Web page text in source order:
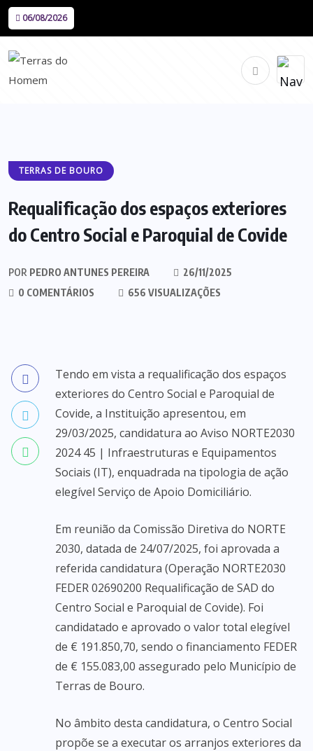
06/08/2026
TERRAS DE BOURO
Requalificação dos espaços exteriores
do Centro Social e Paroquial de Covide
POR PEDRO ANTUNES PEREIRA
26/11/2025
0 COMENTÁRIOS
656 VISUALIZAÇÕES
Tendo em vista a requalificação dos espaços
exteriores do Centro Social e Paroquial de
Covide, a Instituição apresentou, em
29/03/2025, candidatura ao Aviso NORTE2030
2024 45 | Infraestruturas e Equipamentos
Sociais (IT), enquadrada na tipologia de ação
elegível Serviço de Apoio Domiciliário.
Em reunião da Comissão Diretiva do NORTE
2030, datada de 24/07/2025, foi aprovada a
referida candidatura (Operação NORTE2030
FEDER 02690200 Requalificação de SAD do
Centro Social e Paroquial de Covide). Foi
candidatado e aprovado o valor total elegível
de € 191.850,70, sendo o financiamento FEDER
de € 155.083,00 assegurado pelo Município de
Terras de Bouro.
No âmbito desta candidatura, o Centro Social
propõe se a executar os arranjos exteriores da